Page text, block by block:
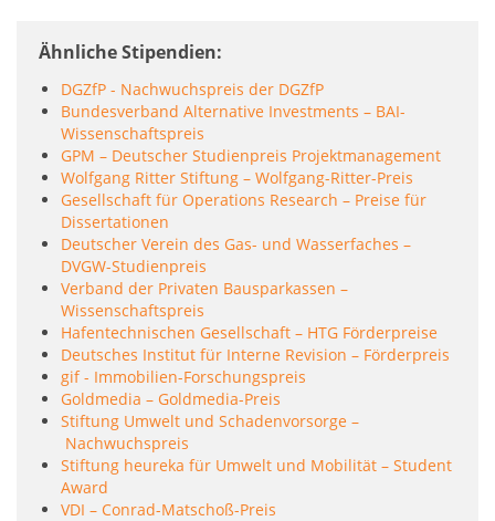
Ähnliche Stipendien
DGZfP - Nachwuchspreis der DGZfP
Bundesverband Alternative Investments – BAI-
Wissenschaftspreis
GPM – Deutscher Studienpreis Projektmanagement
Wolfgang Ritter Stiftung – Wolfgang-Ritter-Preis
Gesellschaft für Operations Research – Preise für
Dissertationen
Deutscher Verein des Gas- und Wasserfaches –
DVGW-Studienpreis
Verband der Privaten Bausparkassen –
Wissenschaftspreis
Hafentechnischen Gesellschaft – HTG Förderpreise
Deutsches Institut für Interne Revision – Förderpreis
gif - Immobilien-Forschungspreis
Goldmedia – Goldmedia-Preis
Stiftung Umwelt und Schadenvorsorge –
Nachwuchspreis
Stiftung heureka für Umwelt und Mobilität – Student
Award
VDI – Conrad-Matschoß-Preis